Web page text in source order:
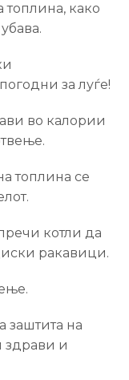
топлина, како
за луѓе!
во калории
топлина се
котли да
ракавици.
заштита на
здрави и